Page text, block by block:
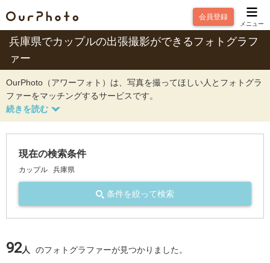
会員登録
メニュー
兵庫県でカップルの出張撮影ができるフォトグラフ
ァー
OurPhoto（アワーフォト）は、写真を撮ってほしい人とフォトグラ
ファーをマッチングするサービスです。
現在の検索条件
カップル 兵庫県
条件を絞って検索
92人 のフォトグラファーが見つかりました。